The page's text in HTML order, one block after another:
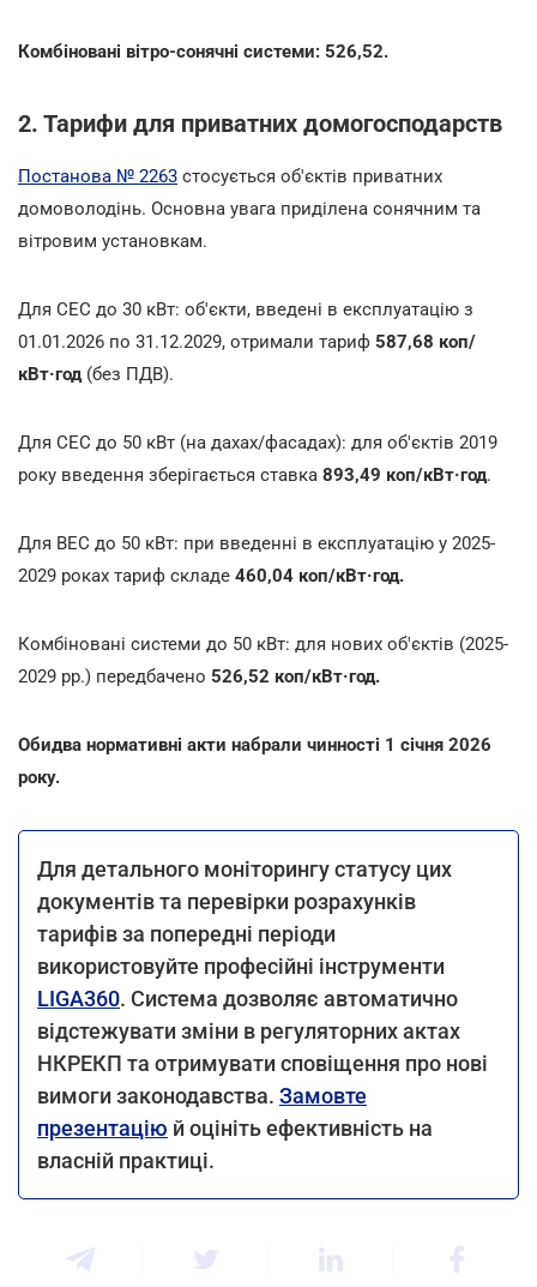
Комбіновані вітро-сонячні системи: 526,52.
2. Тарифи для приватних домогосподарств
Постанова № 2263 стосується об'єктів приватних
домоволодінь. Основна увага приділена сонячним та
вітровим установкам.
Для СЕС до 30 кВт: об'єкти, введені в експлуатацію з
01.01.2026 по 31.12.2029, отримали тариф 587,68 коп/
кВт·год (без ПДВ).
Для СЕС до 50 кВт (на дахах/фасадах): для об'єктів 2019
року введення зберігається ставка 893,49 коп/кВт·год.
Для ВЕС до 50 кВт: при введенні в експлуатацію у 2025-
2029 роках тариф складе 460,04 коп/кВт·год.
Комбіновані системи до 50 кВт: для нових об'єктів (2025-
2029 рр.) передбачено 526,52 коп/кВт·год.
Обидва нормативні акти набрали чинності 1 січня 2026
року.
Для детального моніторингу статусу цих
документів та перевірки розрахунків
тарифів за попередні періоди
використовуйте професійні інструменти
LIGA360. Система дозволяє автоматично
відстежувати зміни в регуляторних актах
НКРЕКП та отримувати сповіщення про нові
вимоги законодавства. Замовте
презентацію й оцініть ефективність на
власній практиці.